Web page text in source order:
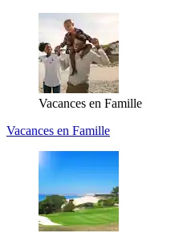
Vacances en Famille
Vacances en Famille